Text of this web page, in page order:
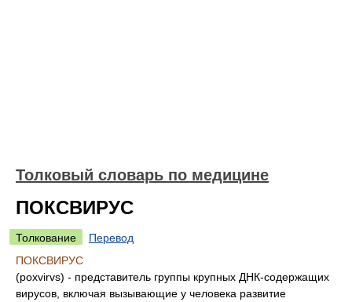
Толковый словарь по медицине
ПОКСВИРУС
Толкование
Перевод
ПОКСВИРУС
(poxvirvs) - представитель группы крупных ДНК-содержащих
вирусов, включая вызывающие у человека развитие